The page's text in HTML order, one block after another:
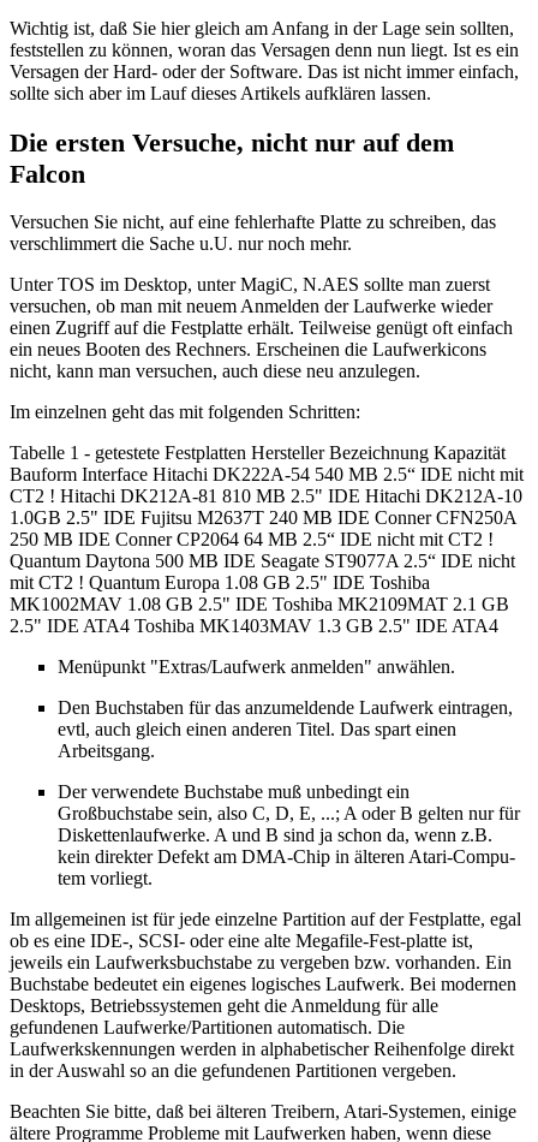
Wichtig ist, daß Sie hier gleich am Anfang in der Lage sein sollten,
feststellen zu können, woran das Versagen denn nun liegt. Ist es ein
Versagen der Hard- oder der Software. Das ist nicht immer einfach,
sollte sich aber im Lauf dieses Artikels aufklären lassen.
Die ersten Versuche, nicht nur auf dem
Falcon
Versuchen Sie nicht, auf eine fehlerhafte Platte zu schreiben, das
verschlimmert die Sache u.U. nur noch mehr.
Unter TOS im Desktop, unter MagiC, N.AES sollte man zuerst
versuchen, ob man mit neuem Anmelden der Laufwerke wieder
einen Zugriff auf die Festplatte erhält. Teilweise genügt oft einfach
ein neues Booten des Rechners. Erscheinen die Laufwerkicons
nicht, kann man versuchen, auch diese neu anzulegen.
Im einzelnen geht das mit folgenden Schritten:
Tabelle 1 - getestete Festplatten Hersteller Bezeichnung Kapazität
Bauform Interface Hitachi DK222A-54 540 MB 2.5“ IDE nicht mit
CT2 ! Hitachi DK212A-81 810 MB 2.5" IDE Hitachi DK212A-10
1.0GB 2.5" IDE Fujitsu M2637T 240 MB IDE Conner CFN250A
250 MB IDE Conner CP2064 64 MB 2.5“ IDE nicht mit CT2 !
Quantum Daytona 500 MB IDE Seagate ST9077A 2.5“ IDE nicht
mit CT2 ! Quantum Europa 1.08 GB 2.5" IDE Toshiba
MK1002MAV 1.08 GB 2.5" IDE Toshiba MK2109MAT 2.1 GB
2.5" IDE ATA4 Toshiba MK1403MAV 1.3 GB 2.5" IDE ATA4
Menüpunkt "Extras/Laufwerk anmelden" anwählen.
Den Buchstaben für das anzumeldende Laufwerk eintragen,
evtl, auch gleich einen anderen Titel. Das spart einen
Arbeitsgang.
Der verwendete Buchstabe muß unbedingt ein
Großbuchstabe sein, also C, D, E, ...; A oder B gelten nur für
Diskettenlaufwerke. A und B sind ja schon da, wenn z.B.
kein direkter Defekt am DMA-Chip in älteren Atari-Compu-
tem vorliegt.
Im allgemeinen ist für jede einzelne Partition auf der Festplatte, egal
ob es eine IDE-, SCSI- oder eine alte Megafile-Fest-platte ist,
jeweils ein Laufwerksbuchstabe zu vergeben bzw. vorhanden. Ein
Buchstabe bedeutet ein eigenes logisches Laufwerk. Bei modernen
Desktops, Betriebssystemen geht die Anmeldung für alle
gefundenen Laufwerke/Partitionen automatisch. Die
Laufwerkskennungen werden in alphabetischer Reihenfolge direkt
in der Auswahl so an die gefundenen Partitionen vergeben.
Beachten Sie bitte, daß bei älteren Treibern, Atari-Systemen, einige
ältere Programme Probleme mit Laufwerken haben, wenn diese